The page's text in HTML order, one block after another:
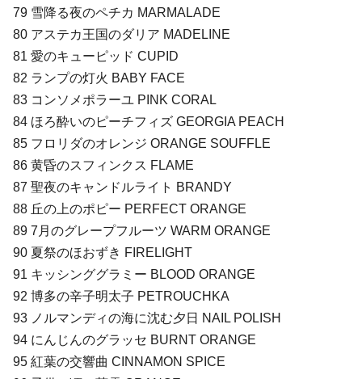
79 雪降る夜のペチカ MARMALADE
80 アステカ王国のダリア MADELINE
81 愛のキューピッド CUPID
82 ランプの灯火 BABY FACE
83 コンソメポラーユ PINK CORAL
84 ほろ酔いのピーチフィズ GEORGIA PEACH
85 フロリダのオレンジ ORANGE SOUFFLE
86 黄昏のスフィンクス FLAME
87 聖夜のキャンドルライト BRANDY
88 丘の上のポピー PERFECT ORANGE
89 7月のグレープフルーツ WARM ORANGE
90 夏祭のほおずき FIRELIGHT
91 キッシンググラミー BLOOD ORANGE
92 博多の辛子明太子 PETROUCHKA
93 ノルマンディの海に沈む夕日 NAIL POLISH
94 にんじんのグラッセ BURNT ORANGE
95 紅葉の交響曲 CINNAMON SPICE